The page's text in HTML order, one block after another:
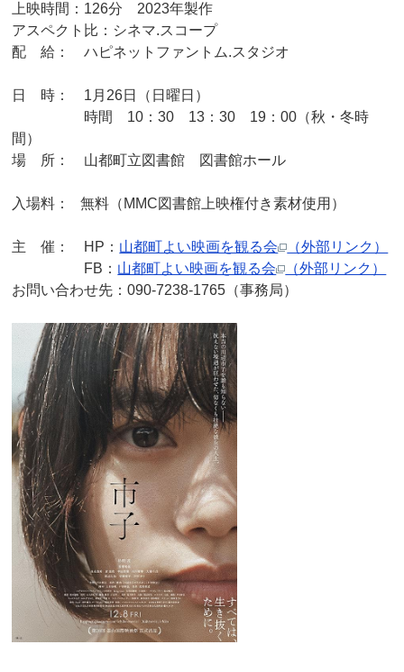
上映時間：126分 2023年製作
アスペクト比：シネマ.スコープ
配 給： ハピネットファントム.スタジオ
日 時： 1月26日（日曜日）
時間 10：30 13：30 19：00（秋・冬時
間）
場 所： 山都町立図書館 図書館ホール
入場料： 無料（MMC図書館上映権付き素材使用）
主 催： HP： 山都町よい映画を観る会
（外部リンク）
FB： 山都町よい映画を観る会
（外部リンク）
お問い合わせ先：090-7238-1765（事務局）